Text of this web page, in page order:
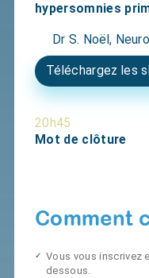
hypersomnies
Dr S. Noël,
Téléchargez les
20h45
Mot de clôture
Comment
Vous vous inscrivez
dessous.